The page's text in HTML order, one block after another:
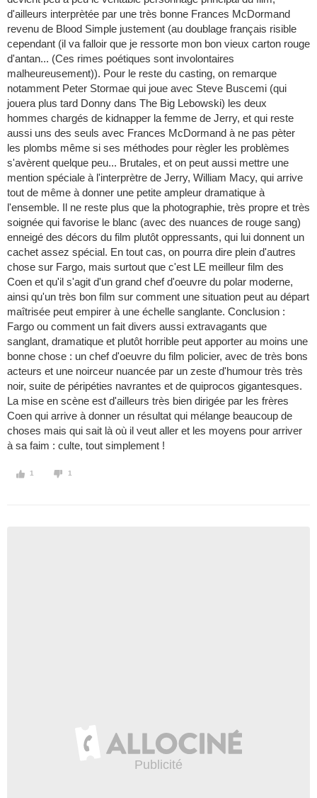
d'ailleurs interprètée par une très bonne Frances McDormand
revenu de Blood Simple justement (au doublage français risible
cependant (il va falloir que je ressorte mon bon vieux carton rouge
d'antan... (Ces rimes poétiques sont involontaires
malheureusement)). Pour le reste du casting, on remarque
notamment Peter Stormae qui joue avec Steve Buscemi (qui
jouera plus tard Donny dans The Big Lebowski) les deux
hommes chargés de kidnapper la femme de Jerry, et qui reste
aussi uns des seuls avec Frances McDormand à ne pas pèter
les plombs même si ses méthodes pour règler les problèmes
s'avèrent quelque peu... Brutales, et on peut aussi mettre une
mention spéciale à l'interprètre de Jerry, William Macy, qui arrive
tout de même à donner une petite ampleur dramatique à
l'ensemble. Il ne reste plus que la photographie, très propre et très
soignée qui favorise le blanc (avec des nuances de rouge sang)
enneigé des décors du film plutôt oppressants, qui lui donnent un
cachet assez spécial. En tout cas, on pourra dire plein d'autres
chose sur Fargo, mais surtout que c'est LE meilleur film des
Coen et qu'il s'agit d'un grand chef d'oeuvre du polar moderne,
ainsi qu'un très bon film sur comment une situation peut au départ
maîtrisée peut empirer à une échelle sanglante. Conclusion :
Fargo ou comment un fait divers aussi extravagants que
sanglant, dramatique et plutôt horrible peut apporter au moins une
bonne chose : un chef d'oeuvre du film policier, avec de très bons
acteurs et une noirceur nuancée par un zeste d'humour très très
noir, suite de péripéties navrantes et de quiprocos gigantesques.
La mise en scène est d'ailleurs très bien dirigée par les frères
Coen qui arrive à donner un résultat qui mélange beaucoup de
choses mais qui sait là où il veut aller et les moyens pour arriver
à sa faim : culte, tout simplement !
1 1